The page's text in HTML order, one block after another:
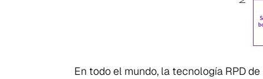
En todo el mundo, la tecnología RPD